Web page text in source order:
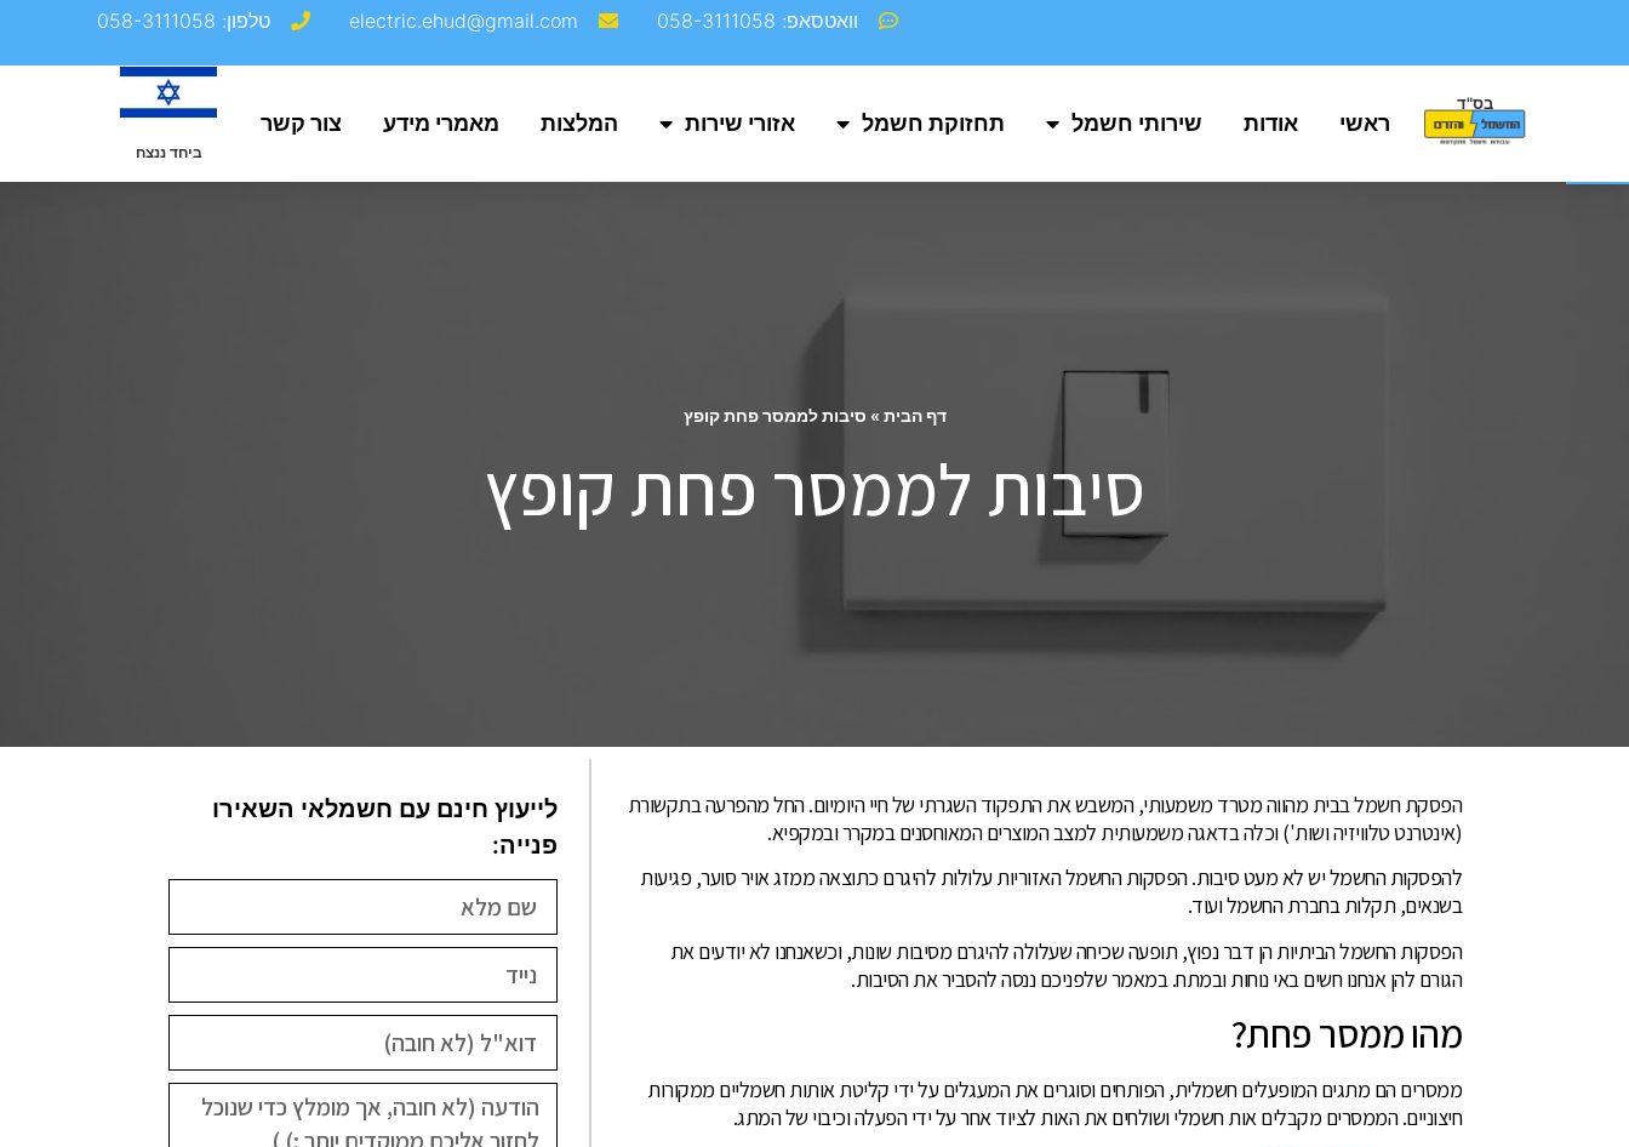
פתח סרגל נגישות
וואטסאפ: 058-3111058 electric.ehud@gmail.com‬ טלפון: 058-3111058
בס"ד
ראשי אודות שירותי חשמל תחזוקת חשמל אזורי שירות המלצות מאמרי מידע צור קשר
ביחד ננצח
דף הבית » סיבות לממסר פחת קופץ
סיבות לממסר פחת קופץ
הפסקת חשמל בבית מהווה מטרד משמעותי, המשבש את התפקוד השגרתי של חיי היומיום. החל מהפרעה בתקשורת
(אינטרנט טלוויזיה ושות') וכלה בדאגה משמעותית למצב המוצרים המאוחסנים במקרר ובמקפיא.
להפסקות החשמל יש לא מעט סיבות. הפסקות החשמל האזוריות עלולות להיגרם כתוצאה ממזג אויר סוער, פגיעות
בשנאים, תקלות בחברת החשמל ועוד.
הפסקות החשמל הביתיות הן דבר נפוץ, תופעה שכיחה שעלולה להיגרם מסיבות שונות, וכשאנחנו לא יודעים את
הגורם להן אנחנו חשים באי נוחות ובמתח. במאמר שלפניכם ננסה להסביר את הסיבות.
מהו ממסר פחת?
ממסרים הם מתגים המופעלים חשמלית, הפותחים וסוגרים את המעגלים על ידי קליטת אותות חשמליים ממקורות
חיצוניים. הממסרים מקבלים אות חשמלי ושולחים את האות לציוד אחר על ידי הפעלה וכיבוי של המתג.
לייעוץ חינם עם חשמלאי השאירו
פנייה: